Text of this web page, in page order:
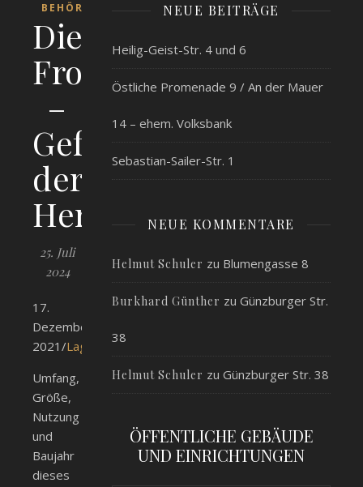
BEHÖRDEN
Die
Fronfeste
–
Gefängnis
der
Herrschaft
25. Juli
2024
17.
Dezember
2021/Lageplan
Umfang,
Größe,
Nutzung
und
Baujahr
dieses
NEUE BEITRÄGE
Heilig-Geist-Str. 4 und 6
Östliche Promenade 9 / An der Mauer
14 – ehem. Volksbank
Sebastian-Sailer-Str. 1
NEUE KOMMENTARE
Helmut Schuler zu Blumengasse 8
Burkhard Günther zu Günzburger Str.
38
Helmut Schuler zu Günzburger Str. 38
ÖFFENTLICHE GEBÄUDE
UND EINRICHTUNGEN